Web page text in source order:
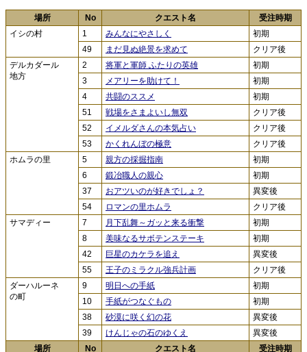
場所 No クエスト名
受注時期
イシの村
1 みんなにやさしく
初期
49
まだ見ぬ絶景を求めて
クリア後
デルカダール
地方
2 将軍と軍師 ふたりの英雄
初期
3
メアリーを助けて！
初期
4
共闘のススメ
初期
51
戦場をさまよいし無双
クリア後
52
イメルダさんの本気占い
クリア後
53
かくれんぼの極意
クリア後
ホムラの里
5 親方の採掘指南
初期
6
鍛冶職人の親心
初期
37
おアツいのが好きでしょ？
異変後
54
ロマンの里ホムラ
クリア後
サマディー
7 月下乱舞～ガッと来る衝撃
初期
8
美味なるサボテンステーキ
初期
42
巨星のカケラを追え
異変後
55
王子のミラクル強兵計画
クリア後
ダーハルーネ
の町
9 明日への手紙
初期
10
手紙がつなぐもの
初期
38
砂漠に咲く幻の花
異変後
39
けんじゃの石のゆくえ
異変後
場所
No クエスト名 受注時期